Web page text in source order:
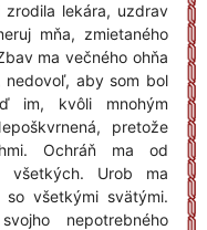
lekára, uzdrav
mňa, zmietaného
ma večného ohňa
nedovoľ, aby som bol
im, kvôli mnohým
pretože
Ochráň ma od
všetkých. Urob ma
so všetkými svätými.
nepotrebného